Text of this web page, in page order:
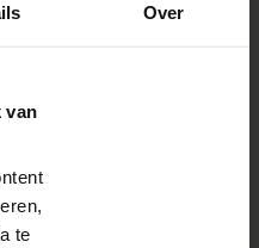
Over
van
te
is een van twee